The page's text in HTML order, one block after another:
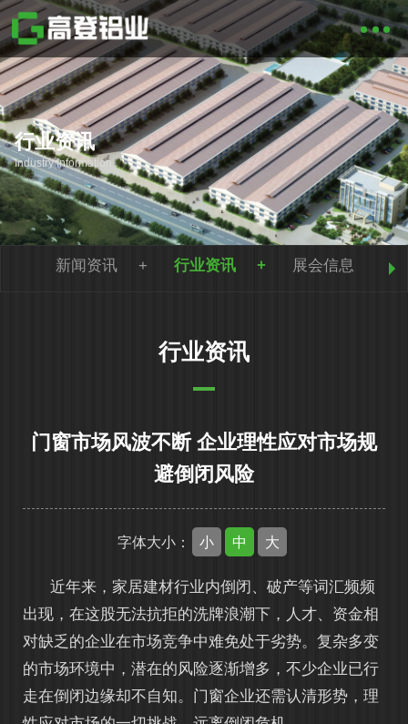
行业资讯
Industry Information
新闻资讯 行业资讯 展会信息
行业资讯
门窗市场风波不断 企业理性应对市场规
避倒闭风险
字体大小： 小 中 大
近年来，家居建材行业内倒闭、破产等词汇频频
出现，在这股无法抗拒的洗牌浪潮下，人才、资金相
对缺乏的企业在市场竞争中难免处于劣势。复杂多变
的市场环境中，潜在的风险逐渐增多，不少企业已行
走在倒闭边缘却不自知。门窗企业还需认清形势，理